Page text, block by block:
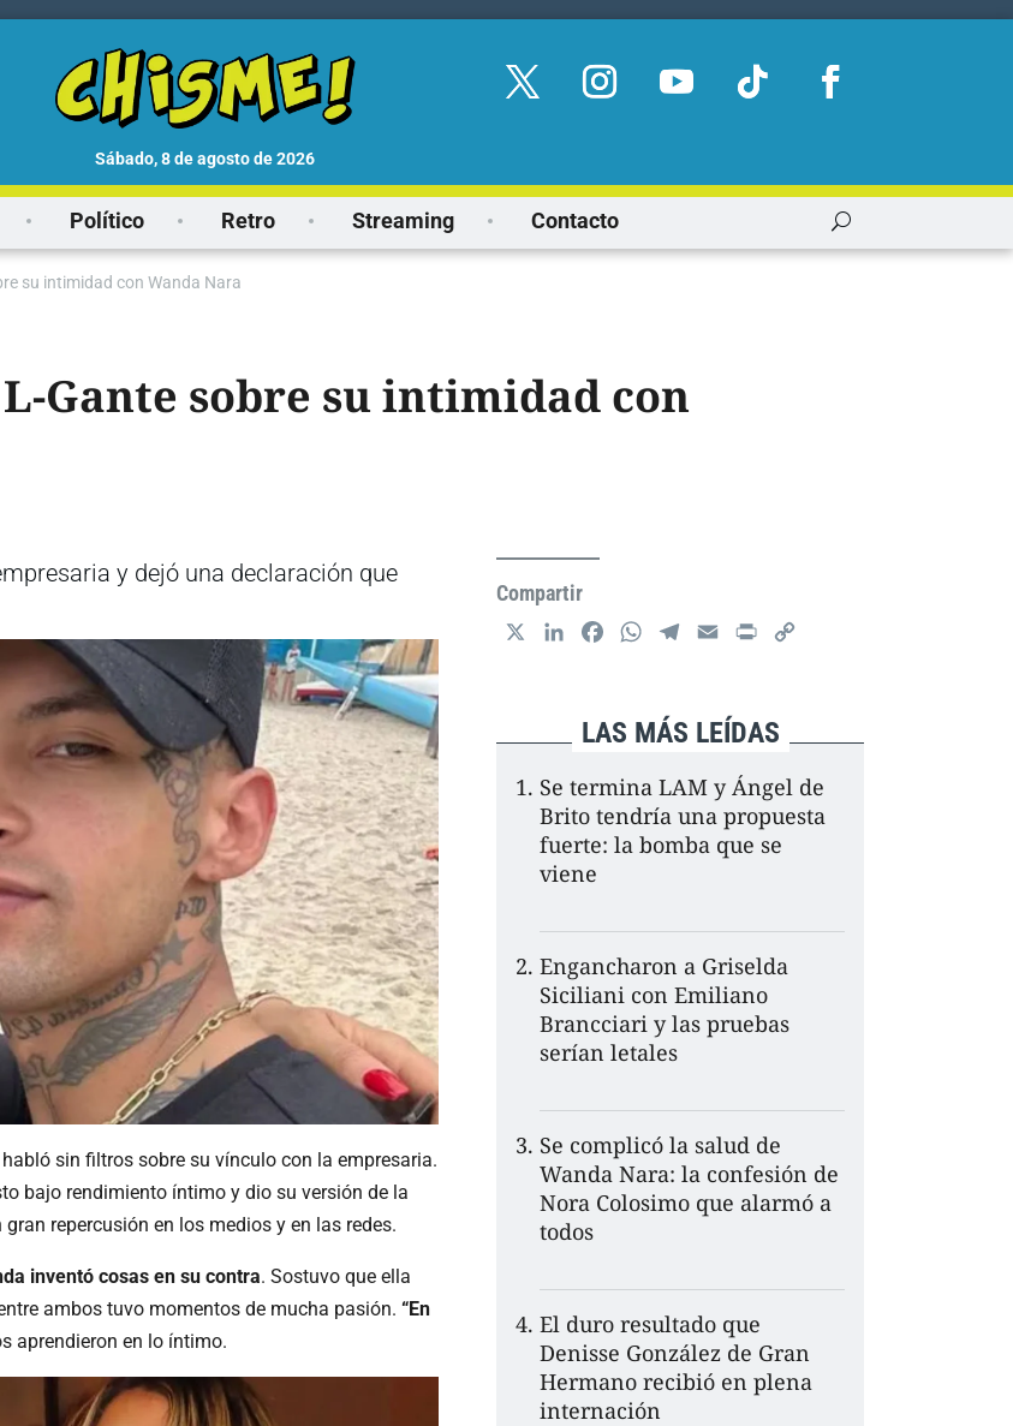
sábado, 8 de agosto de 2026
Político Retro Streaming Contacto
su intimidad con Wanda Nara
Gante sobre su intimidad con
y dejó una declaración que
sin filtros sobre su vínculo con la empresaria.
bajo rendimiento íntimo y dio su versión de la
repercusión en los medios y en las redes.
inventó cosas en su contra. Sostuvo que ella
ambos tuvo momentos de mucha pasión. “En
aprendieron en lo íntimo.
Compartir
e
n
e
b
k
W
t
s
e
g
r
m
i
l
n
t
L
n
k
LAS MÁS LEÍDAS
Se termina LAM y Ángel de
Brito tendría una propuesta
fuerte: la bomba que se
viene
Engancharon a Griselda
Siciliani con Emiliano
Brancciari y las pruebas
serían letales
Se complicó la salud de
Wanda Nara: la confesión de
Nora Colosimo que alarmó a
todos
El duro resultado que
Denisse González de Gran
Hermano recibió en plena
internación